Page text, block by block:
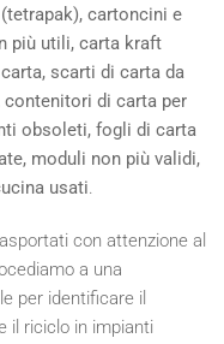
cartoncini e
più utili, carta kraft
scarti di carta da
di carta per
obsoleti, fogli di carta
moduli non più validi,
usati.
con attenzione al
a una
per identificare il
il riciclo in impianti